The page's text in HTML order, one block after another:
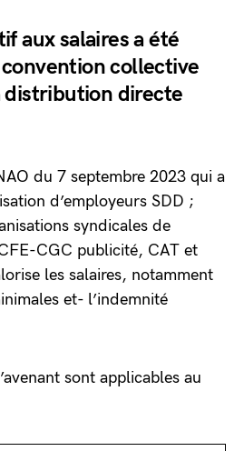
aux salaires a été
collective
distribution directe
du 7 septembre 2023 qui a
d’employeurs SDD ;
syndicales de
CGC publicité, CAT et
les salaires, notamment
et- l’indemnité
sont applicables au